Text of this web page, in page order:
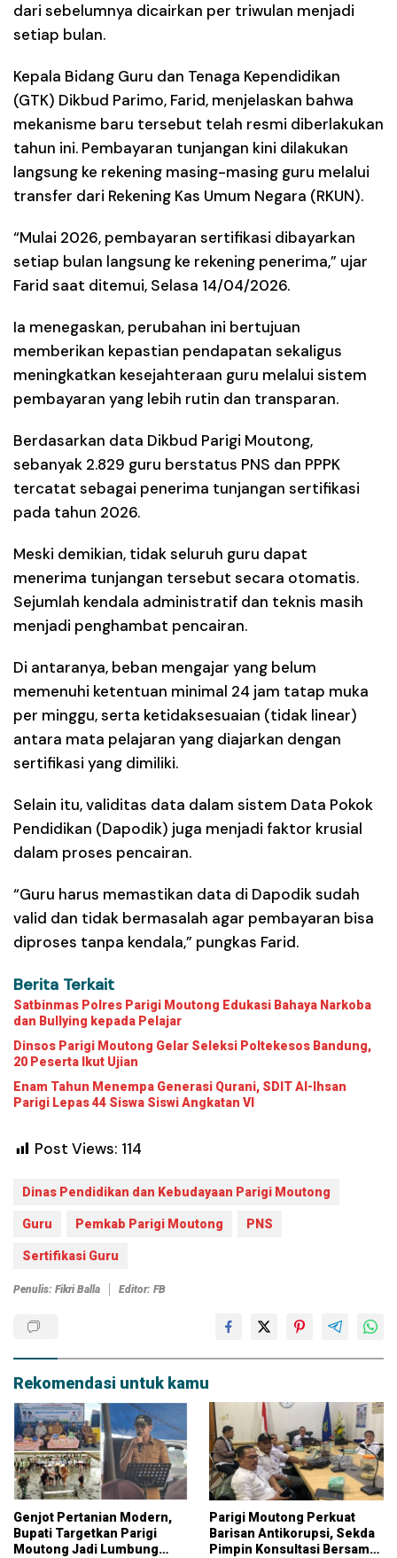
dari sebelumnya dicairkan per triwulan menjadi
setiap bulan.
Kepala Bidang Guru dan Tenaga Kependidikan
(GTK) Dikbud Parimo, Farid, menjelaskan bahwa
mekanisme baru tersebut telah resmi diberlakukan
tahun ini. Pembayaran tunjangan kini dilakukan
langsung ke rekening masing-masing guru melalui
transfer dari Rekening Kas Umum Negara (RKUN).
“Mulai 2026, pembayaran sertifikasi dibayarkan
setiap bulan langsung ke rekening penerima,” ujar
Farid saat ditemui, Selasa 14/04/2026.
Ia menegaskan, perubahan ini bertujuan
memberikan kepastian pendapatan sekaligus
meningkatkan kesejahteraan guru melalui sistem
pembayaran yang lebih rutin dan transparan.
Berdasarkan data Dikbud Parigi Moutong,
sebanyak 2.829 guru berstatus PNS dan PPPK
tercatat sebagai penerima tunjangan sertifikasi
pada tahun 2026.
Meski demikian, tidak seluruh guru dapat
menerima tunjangan tersebut secara otomatis.
Sejumlah kendala administratif dan teknis masih
menjadi penghambat pencairan.
Di antaranya, beban mengajar yang belum
memenuhi ketentuan minimal 24 jam tatap muka
per minggu, serta ketidaksesuaian (tidak linear)
antara mata pelajaran yang diajarkan dengan
sertifikasi yang dimiliki.
Selain itu, validitas data dalam sistem Data Pokok
Pendidikan (Dapodik) juga menjadi faktor krusial
dalam proses pencairan.
“Guru harus memastikan data di Dapodik sudah
valid dan tidak bermasalah agar pembayaran bisa
diproses tanpa kendala,” pungkas Farid.
Berita Terkait
Satbinmas Polres Parigi Moutong Edukasi Bahaya Narkoba
dan Bullying kepada Pelajar
Dinsos Parigi Moutong Gelar Seleksi Poltekesos Bandung,
20 Peserta Ikut Ujian
Enam Tahun Menempa Generasi Qurani, SDIT Al-Ihsan
Parigi Lepas 44 Siswa Siswi Angkatan VI
Post Views: 114
Dinas Pendidikan dan Kebudayaan Parigi Moutong
Guru Pemkab Parigi Moutong PNS
Sertifikasi Guru
Penulis: Fikri Balla Editor: FB
Rekomendasi untuk kamu
Genjot Pertanian Modern,
Bupati Targetkan Parigi
Moutong Jadi Lumbung
Parigi Moutong Perkuat
Barisan Antikorupsi, Sekda
Pimpin Konsultasi Bersama